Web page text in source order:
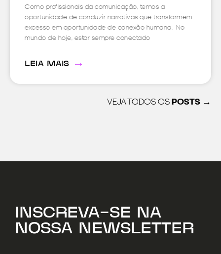
Como profissionais da comunicação, temos a
oportunidade de conduzir narrativas que transformem
excesso em oportunidade de conexão humana. No
mundo de hoje, estar sempre conectado
LEIA MAIS →
VEJA TODOS OSPOSTS →
INSCREVA-SE NA
NOSSA NEWSLETTER